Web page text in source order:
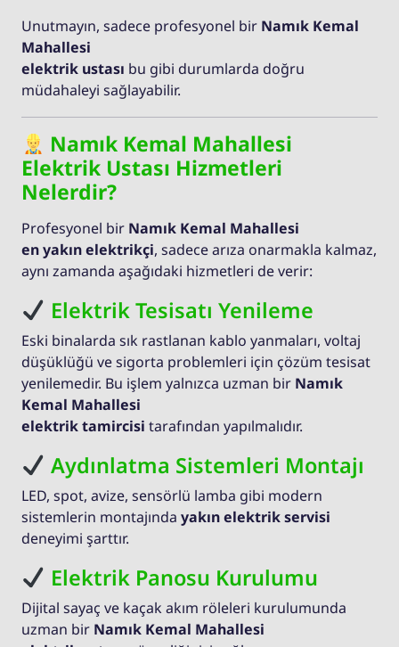
Unutmayın, sadece profesyonel bir Namık Kemal
Mahallesi
elektrik ustası bu gibi durumlarda doğru
müdahaleyi sağlayabilir.
Namık Kemal Mahallesi
Elektrik Ustası Hizmetleri
Nelerdir?
Profesyonel bir Namık Kemal Mahallesi
en yakın elektrikçi, sadece arıza onarmakla kalmaz,
aynı zamanda aşağıdaki hizmetleri de verir:
Elektrik Tesisatı Yenileme
Eski binalarda sık rastlanan kablo yanmaları, voltaj
düşüklüğü ve sigorta problemleri için çözüm tesisat
yenilemedir. Bu işlem yalnızca uzman bir Namık
Kemal Mahallesi
elektrik tamircisi tarafından yapılmalıdır.
Aydınlatma Sistemleri Montajı
LED, spot, avize, sensörlü lamba gibi modern
sistemlerin montajında yakın elektrik servisi
deneyimi şarttır.
Elektrik Panosu Kurulumu
Dijital sayaç ve kaçak akım röleleri kurulumunda
uzman bir Namık Kemal Mahallesi